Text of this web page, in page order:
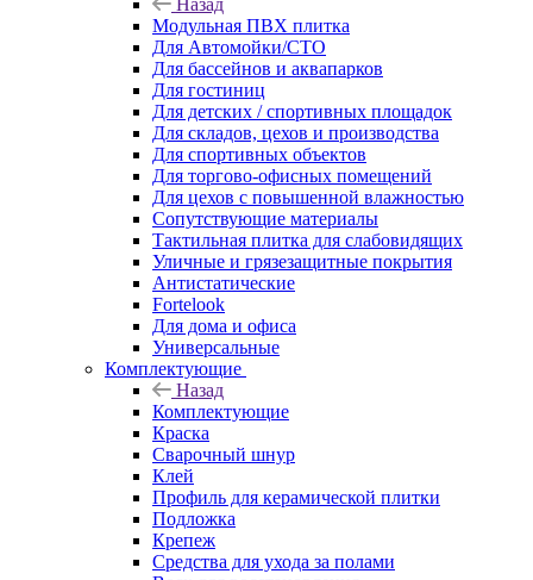
Модульная ПВХ плитка
Для Автомойки/СТО
Для бассейнов и аквапарков
Для гостиниц
Для детских / спортивных площадок
Для складов, цехов и производства
Для спортивных объектов
Для торгово-офисных помещений
Для цехов с повышенной влажностью
Сопутствующие материалы
Тактильная плитка для слабовидящих
Уличные и грязезащитные покрытия
Антистатические
Fortelook
Для дома и офиса
Универсальные
Комплектующие
Назад
Комплектующие
Краска
Сварочный шнур
Клей
Профиль для керамической плитки
Подложка
Крепеж
Средства для ухода за полами